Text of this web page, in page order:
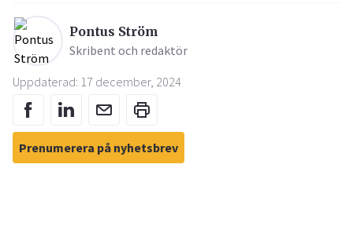
Pontus Ström
Skribent och redaktör
Uppdaterad: 17 december, 2024
Prenumerera på nyhetsbrev